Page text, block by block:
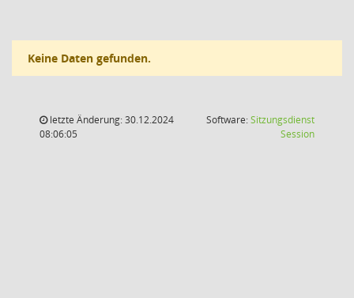
Keine Daten gefunden.
letzte Änderung: 30.12.2024
08:06:05
Software:Sitzungsdienst
Session(Wird in